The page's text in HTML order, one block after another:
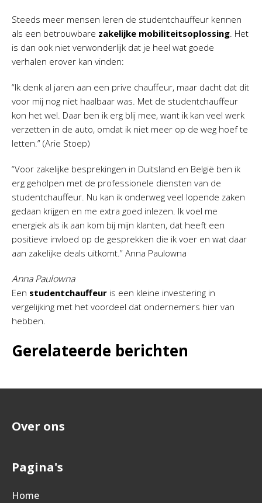
Steeds meer mensen leren de studentchauffeur kennen
als een betrouwbare zakelijke mobiliteitsoplossing . Het
is dan ook niet verwonderlijk dat je heel wat goede
verhalen erover kan vinden:
“Ik denk al jaren aan een prive chauffeur, maar dacht dat dit
voor mij nog niet haalbaar was. Met de studentchauffeur
kon het wel. Daar ben ik erg blij mee, want ik kan veel werk
verzetten in de auto, omdat ik niet meer op de weg hoef te
letten.” (Arie Stoep)
“Voor zakelijke besprekingen in Duitsland en België ben ik
erg geholpen met de professionele diensten van de
studentchauffeur. Nu kan ik onderweg veel lopende zaken
gedaan krijgen en me extra goed inlezen. Ik voel me
energiek als ik aan kom bij mijn klanten, dat heeft een
positieve invloed op de gesprekken die ik voer en wat daar
aan zakelijke deals uitkomt.” Anna Paulowna
Anna Paulowna
Een studentchauffeur is een kleine investering in
vergelijking met het voordeel dat ondernemers hier van
hebben.
Gerelateerde berichten
Over ons
Pagina's
Home